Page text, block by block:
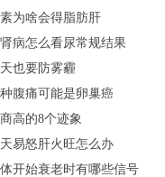
为啥会得脂肪肝
病怎么看尿常规结果
也要防雾霾
腹痛可能是卵巢癌
高的8个迹象
易怒肝火旺怎么办
开始衰老时有哪些信号